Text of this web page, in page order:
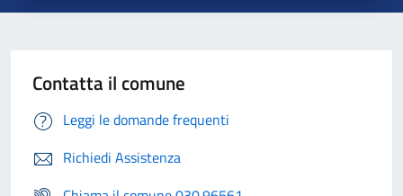
Contatta il comune
Leggi le domande frequenti
Richiedi Assistenza